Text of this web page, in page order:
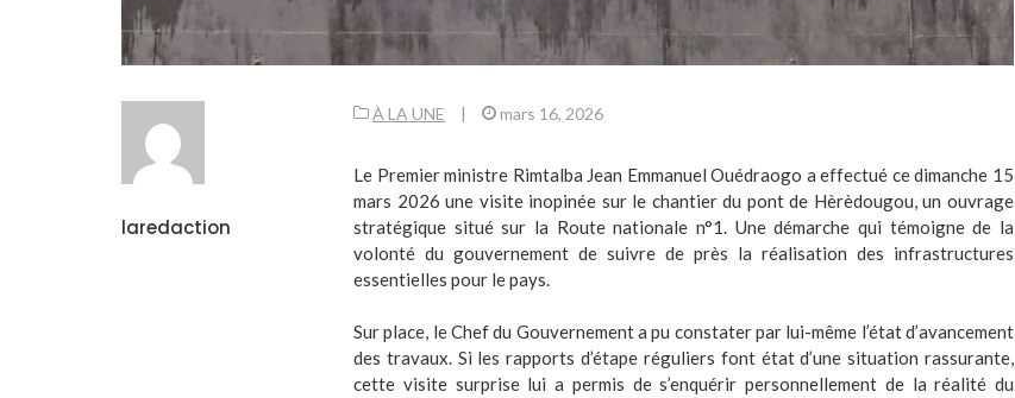
laredaction
À LA UNE | mars 16, 2026
Le Premier ministre Rimtalba Jean Emmanuel Ouédraogo a effectué ce dimanche 15
mars 2026 une visite inopinée sur le chantier du pont de Hèrèdougou, un ouvrage
stratégique situé sur la Route nationale n°1. Une démarche qui témoigne de la
volonté du gouvernement de suivre de près la réalisation des infrastructures
essentielles pour le pays.
Sur place, le Chef du Gouvernement a pu constater par lui-même l’état d’avancement
des travaux. Si les rapports d’étape réguliers font état d’une situation rassurante,
cette visite surprise lui a permis de s’enquérir personnellement de la réalité du